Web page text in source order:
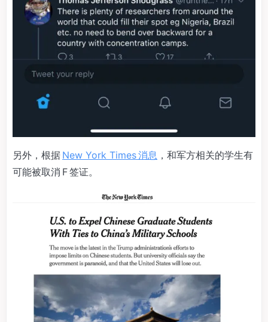
另外，根据 New York Times 消息 ，和军方相关的学生有
可能被取消 F 签证。